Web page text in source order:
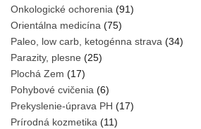
Onkologické ochorenia (91)
Orientálna medicína (75)
Paleo, low carb, ketogénna strava (34)
Parazity, plesne (25)
Plochá Zem (17)
Pohybové cvičenia (6)
Prekyslenie-úprava PH (17)
Prírodná kozmetika (11)